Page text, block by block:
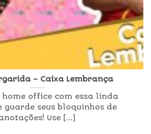
– Caixa Lembrança
home office com essa linda
guarde seus bloquinhos de
Use [...]